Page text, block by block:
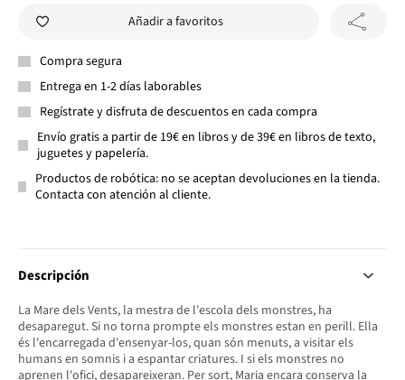
Añadir a favoritos
Compra segura
Entrega en 1-2 días laborables
Regístrate y disfruta de descuentos en cada compra
Envío gratis a partir de 19€ en libros y de 39€ en libros de texto,
juguetes y papelería.
Productos de robótica: no se aceptan devoluciones en la tienda.
Contacta con atención al cliente.
Descripción
La Mare dels Vents, la mestra de l'escola dels monstres, ha
desaparegut. Si no torna prompte els monstres estan en perill. Ella
és l'encarregada d'ensenyar-los, quan són menuts, a visitar els
humans en somnis i a espantar criatures. I si els monstres no
aprenen l'ofici, desapareixeran. Per sort, Maria encara conserva la